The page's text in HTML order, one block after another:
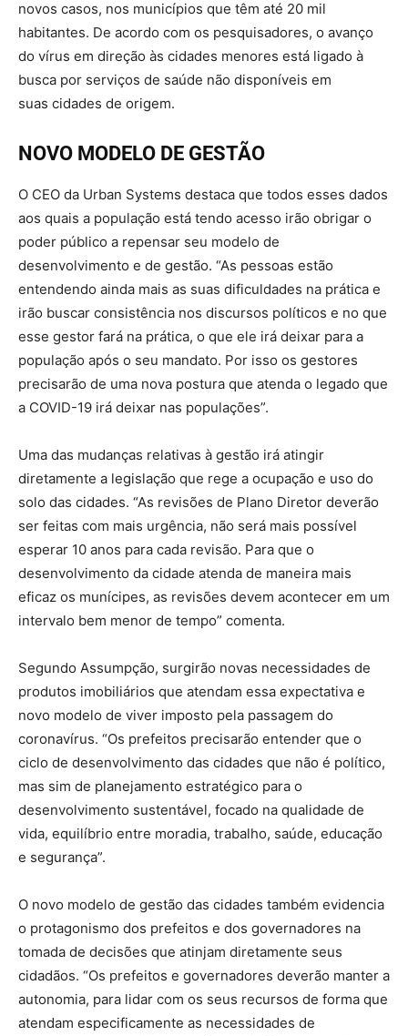
novos casos, nos municípios que têm até 20 mil
habitantes. De acordo com os pesquisadores, o avanço
do vírus em direção às cidades menores está ligado à
busca por serviços de saúde não disponíveis em
suas cidades de origem.
NOVO MODELO DE GESTÃO
O CEO da Urban Systems destaca que todos esses dados
aos quais a população está tendo acesso irão obrigar o
poder público a repensar seu modelo de
desenvolvimento e de gestão. “As pessoas estão
entendendo ainda mais as suas dificuldades na prática e
irão buscar consistência nos discursos políticos e no que
esse gestor fará na prática, o que ele irá deixar para a
população após o seu mandato. Por isso os gestores
precisarão de uma nova postura que atenda o legado que
a COVID-19 irá deixar nas populações”.
Uma das mudanças relativas à gestão irá atingir
diretamente a legislação que rege a ocupação e uso do
solo das cidades. “As revisões de Plano Diretor deverão
ser feitas com mais urgência, não será mais possível
esperar 10 anos para cada revisão. Para que o
desenvolvimento da cidade atenda de maneira mais
eficaz os munícipes, as revisões devem acontecer em um
intervalo bem menor de tempo” comenta.
Segundo Assumpção, surgirão novas necessidades de
produtos imobiliários que atendam essa expectativa e
novo modelo de viver imposto pela passagem do
coronavírus. “Os prefeitos precisarão entender que o
ciclo de desenvolvimento das cidades que não é político,
mas sim de planejamento estratégico para o
desenvolvimento sustentável, focado na qualidade de
vida, equilíbrio entre moradia, trabalho, saúde, educação
e segurança”.
O novo modelo de gestão das cidades também evidencia
o protagonismo dos prefeitos e dos governadores na
tomada de decisões que atinjam diretamente seus
cidadãos. “Os prefeitos e governadores deverão manter a
autonomia, para lidar com os seus recursos de forma que
atendam especificamente as necessidades de